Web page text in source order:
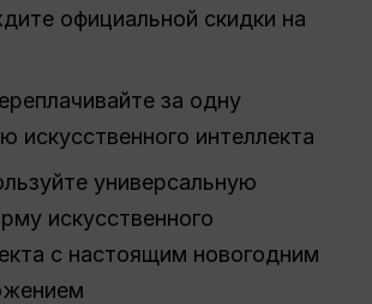
официальной скидки на
за одну
искусственного интеллекта
универсальную
искусственного
с настоящим новогодним